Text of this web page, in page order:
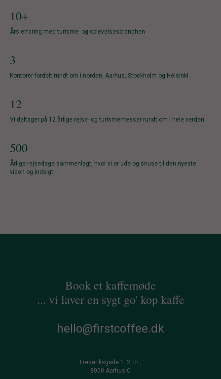
10+
Års erfaring med turisme- og oplevelsesbranchen
3
Kontorer fordelt rundt om i norden: Aarhus, Stockholm og Helsinki
12
Vi deltager på 12 årlige rejse- og turismemesser rundt om i hele verden
500
Årlige rejsedage sammenlagt, hvor vi er ude og snuse til den nyeste
viden og indsigt
Book et kaffemøde
... vi laver en sygt go' kop kaffe
hello@firstcoffee.dk
Frederiksgade 1. 2, th.,
8000 Aarhus C